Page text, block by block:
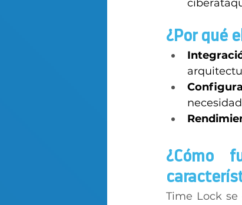
¿Por qué
¿Cómo
Time Lock